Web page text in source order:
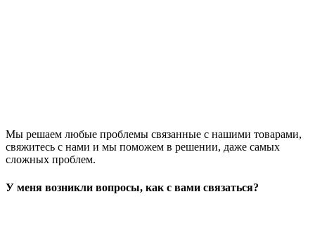
Мы решаем любые проблемы связанные с нашими товарами,
свяжитесь с нами и мы поможем в решении, даже самых
сложных проблем.
У меня возникли вопросы, как с вами связаться?